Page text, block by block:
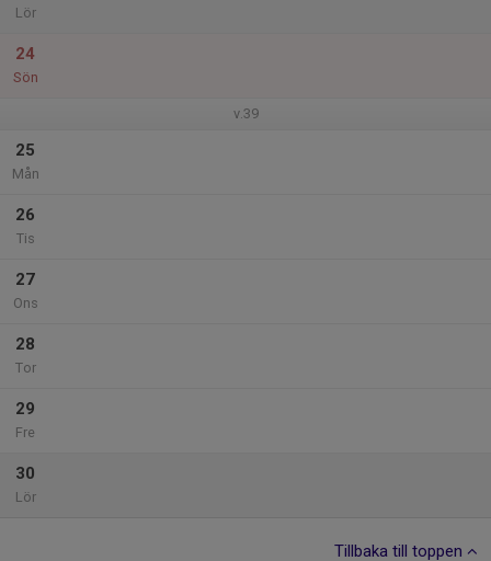
Lör
24
Sön
v.39
25
Mån
26
Tis
27
Ons
28
Tor
29
Fre
30
Lör
Tillbaka till toppen